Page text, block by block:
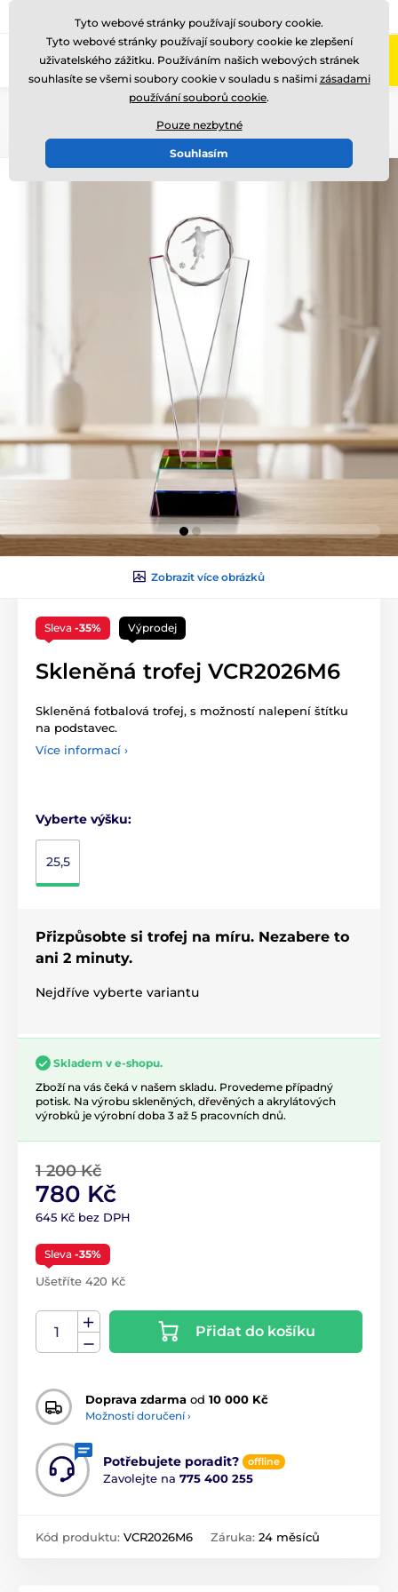
Zavolejte nám (Po-Pá 8-17)
Zobrazit více obrázků
Sleva -35% Výprodej
Skleněná trofej VCR2026M6
Skleněná fotbalová trofej, s možností nalepení štítku
na podstavec.
Více informací ›
Vyberte výšku:
25,5
Přizpůsobte si trofej na míru. Nezabere to
ani 2 minuty.
Nejdříve vyberte variantu
Skladem v e-shopu.
Zboží na vás čeká v našem skladu. Provedeme případný
potisk. Na výrobu skleněných, dřevěných a akrylátových
výrobků je výrobní doba 3 až 5 pracovních dnů.
1 200 Kč
780 Kč
645 Kč bez DPH
Sleva -35%
Ušetříte 420 Kč
Přidat do košíku
Doprava zdarma od 10 000 Kč
Možnosti doručení ›
Potřebujete poradit? offline
Zavolejte na 775 400 255
Kód produktu: VCR2026M6 Záruka: 24 měsíců
Tyto webové stránky používají soubory cookie.
Tyto webové stránky používají soubory cookie ke zlepšení
uživatelského zážitku. Používáním našich webových stránek
souhlasíte se všemi soubory cookie v souladu s našimi zásadami
používání souborů cookie.
Pouze nezbytné
Souhlasím